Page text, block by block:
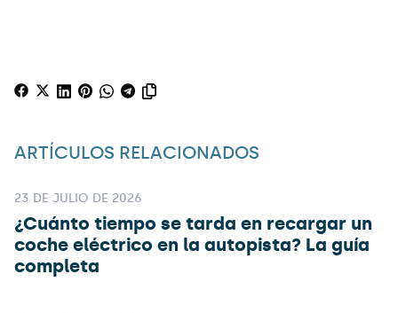
ARTÍCULOS RELACIONADOS
23 DE JULIO DE 2026
¿Cuánto tiempo se tarda en recargar un
coche eléctrico en la autopista? La guía
completa